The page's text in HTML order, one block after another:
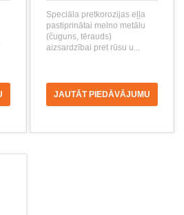
Speciāla pretkorozijas eļļa
pastiprinātai melno metālu
(čuguns, tērauds)
aizsardzībai pret rūsu u...
JAUTĀT PIEDĀVĀJUMU